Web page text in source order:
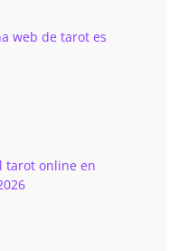
web de tarot es
tarot online en